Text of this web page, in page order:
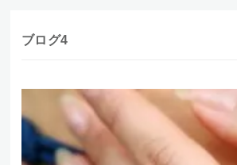
ブログ4